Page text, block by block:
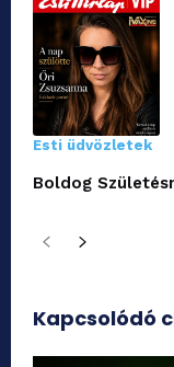
Esti üdvözletek
Boldog
Kapcsolódó